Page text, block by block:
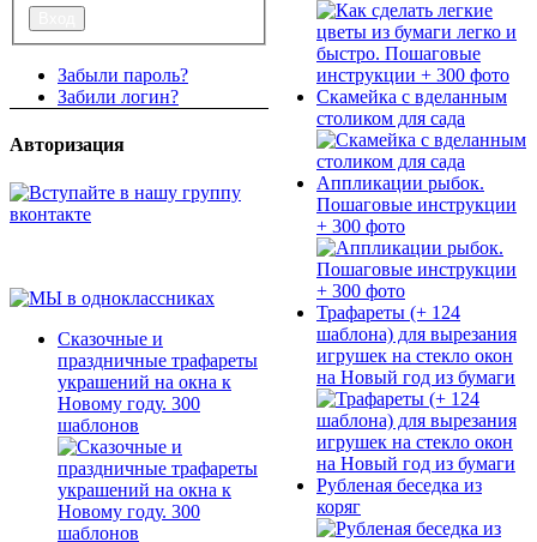
Забыли пароль?
Забили логин?
Авторизация
Сказочные и
праздничные трафареты
украшений на окна к
Новому году. 300
шаблонов
Скамейка с вделанным
столиком для сада
Аппликации рыбок.
Пошаговые инструкции
+ 300 фото
Трафареты (+ 124
шаблона) для вырезания
игрушек на стекло окон
на Новый год из бумаги
Рубленая беседка из
коряг